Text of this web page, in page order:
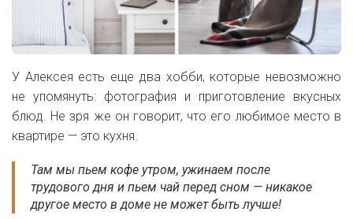
У Алексея есть еще два хобби, которые невозможно
не упомянуть: фотография и приготовление вкусных
блюд. Не зря же он говорит, что его любимое место в
квартире — это кухня.
Там мы пьем кофе утром, ужинаем после
трудового дня и пьем чай перед сном — никакое
другое место в доме не может быть лучше!